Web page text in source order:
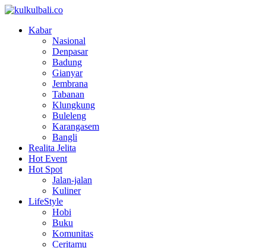
Kabar
Nasional
Denpasar
Badung
Gianyar
Jembrana
Tabanan
Klungkung
Buleleng
Karangasem
Bangli
Realita Jelita
Hot Event
Hot Spot
Jalan-jalan
Kuliner
LifeStyle
Hobi
Buku
Komunitas
Ceritamu